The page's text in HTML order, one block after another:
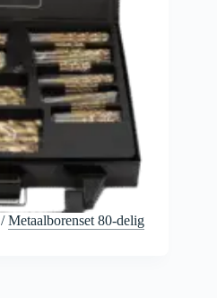
/Metaalborenset 80-delig